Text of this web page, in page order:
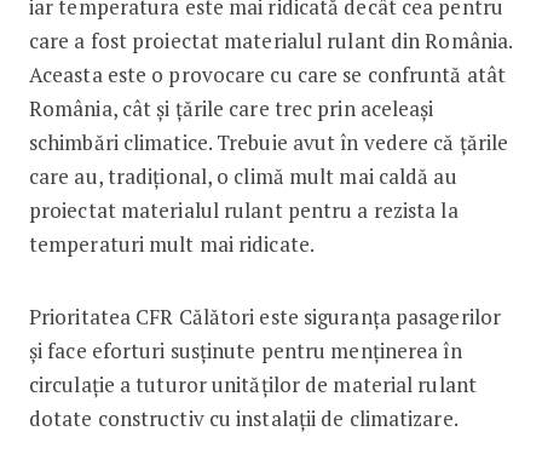
iar temperatura este mai ridicată decât cea pentru
care a fost proiectat materialul rulant din România.
Aceasta este o provocare cu care se confruntă atât
România, cât și țările care trec prin aceleași
schimbări climatice. Trebuie avut în vedere că țările
care au, tradițional, o climă mult mai caldă au
proiectat materialul rulant pentru a rezista la
temperaturi mult mai ridicate.
Prioritatea CFR Călători este siguranța pasagerilor
și face eforturi susținute pentru menținerea în
circulație a tuturor unităţilor de material rulant
dotate constructiv cu instalații de climatizare.